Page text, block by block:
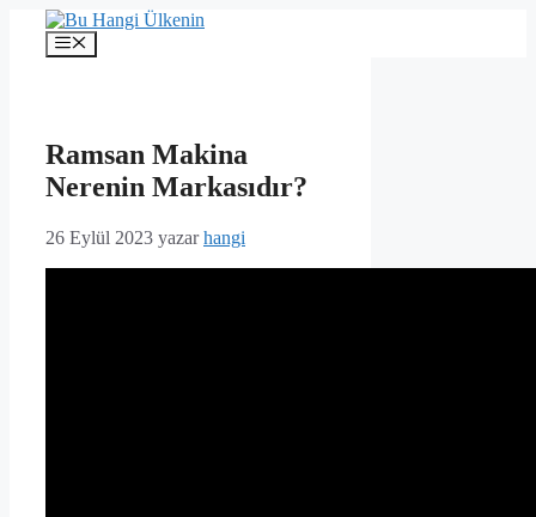
İçeriğe
Menü
Ramsan Makina
Nerenin Markasıdır?
26 Eylül 2023 yazarhangi